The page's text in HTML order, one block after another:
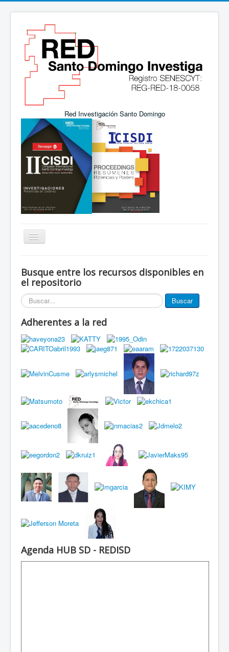
Red Investigación Santo Domingo
Alternar
Eventos
Miembros de la red
Documentos
Busque entre los recursos disponibles en
el repositorio
Buscar... Buscar
Adherentes a la red
Agenda HUB SD - REDISD